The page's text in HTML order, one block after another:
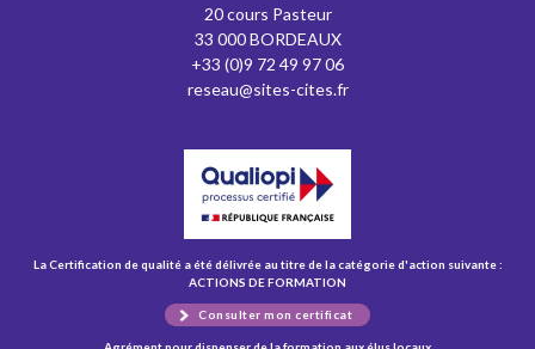
20 cours Pasteur
33 000 BORDEAUX
+33 (0)9 72 49 97 06
reseau@sites-cites.fr
La Certification de qualité a été délivrée au titre de la catégorie d'action suivante :
ACTIONS DE FORMATION
Consulter mon certificat